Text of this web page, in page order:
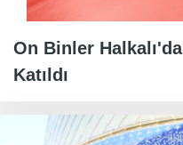
On Binler
Katıldı